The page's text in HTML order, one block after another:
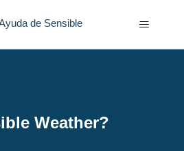
de Sensible
Weather?